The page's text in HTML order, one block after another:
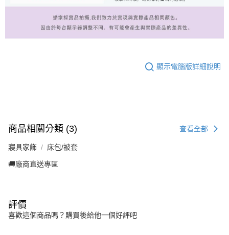
顯示電腦版詳細說明
商品相關分類 (3) 查看全部
寢具家飾 床包/被套
🚚廠商直送專區
評價
喜歡這個商品嗎？購買後給他一個好評吧